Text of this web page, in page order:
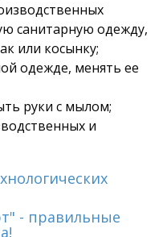
санитарную одежду,
или косынку;
одежде, менять ее
руки с мылом;
и
- правильные